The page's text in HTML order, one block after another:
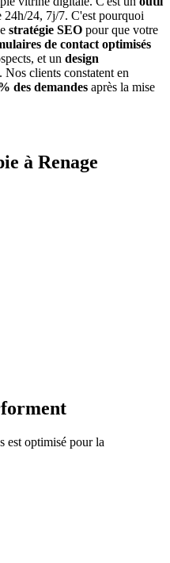
24h/24, 7j/7. C'est pourquoi
stratégie SEO pour que votre
de contact optimisés
et un design
clients constatent en
des demandes après la mise
à Renage
est optimisé pour la